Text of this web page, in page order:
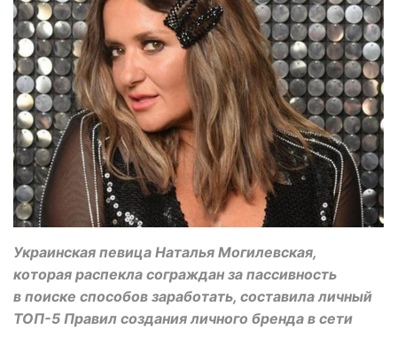
Украинская певица Наталья Могилевская,
которая распекла сограждан за пассивность
в поиске способов заработать, составила личный
ТОП-5 Правил создания личного бренда в сети